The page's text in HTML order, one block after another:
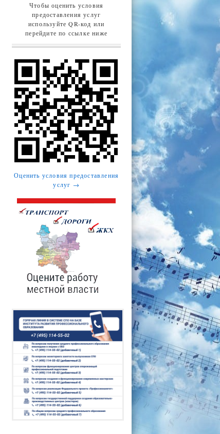
Чтобы оценить условия
предоставления услуг
используйте QR-код или
перейдите по ссылке ниже
Оценить условия предоставления
услуг →